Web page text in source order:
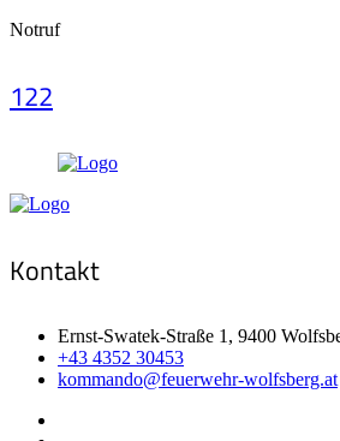
Notruf
122
Kontakt
Ernst-Swatek-Straße 1, 9400
+43 4352 30453
kommando@feuerwehr-wolfsberg.at